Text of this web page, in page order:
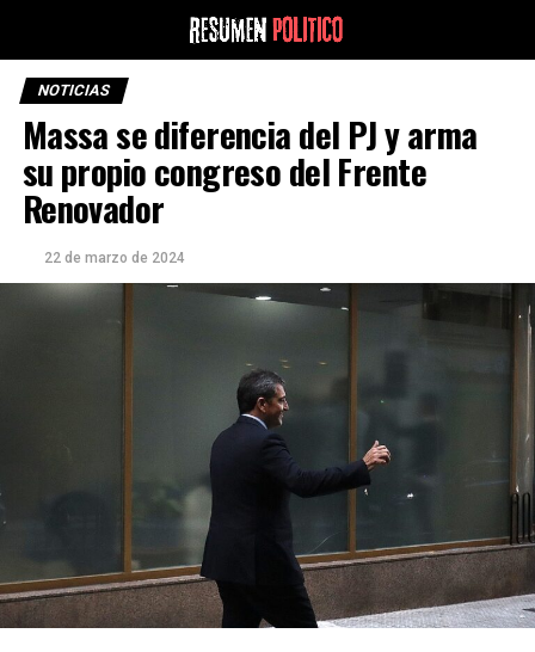
NOTICIAS
Massa se diferencia del PJ y arma
su propio congreso del Frente
Renovador
22 de marzo de 2024